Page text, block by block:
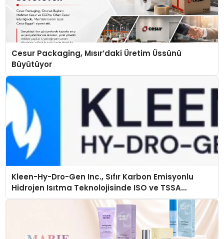
Cesur Packaging, Mısır’daki Üretim Üssünü
Büyütüyor
Kleen-Hy-Dro-Gen Inc., Sıfır Karbon Emisyonlu
Hidrojen Isıtma Teknolojisinde ISO ve TSSA
Düzenleyici Onaylarını Aldı